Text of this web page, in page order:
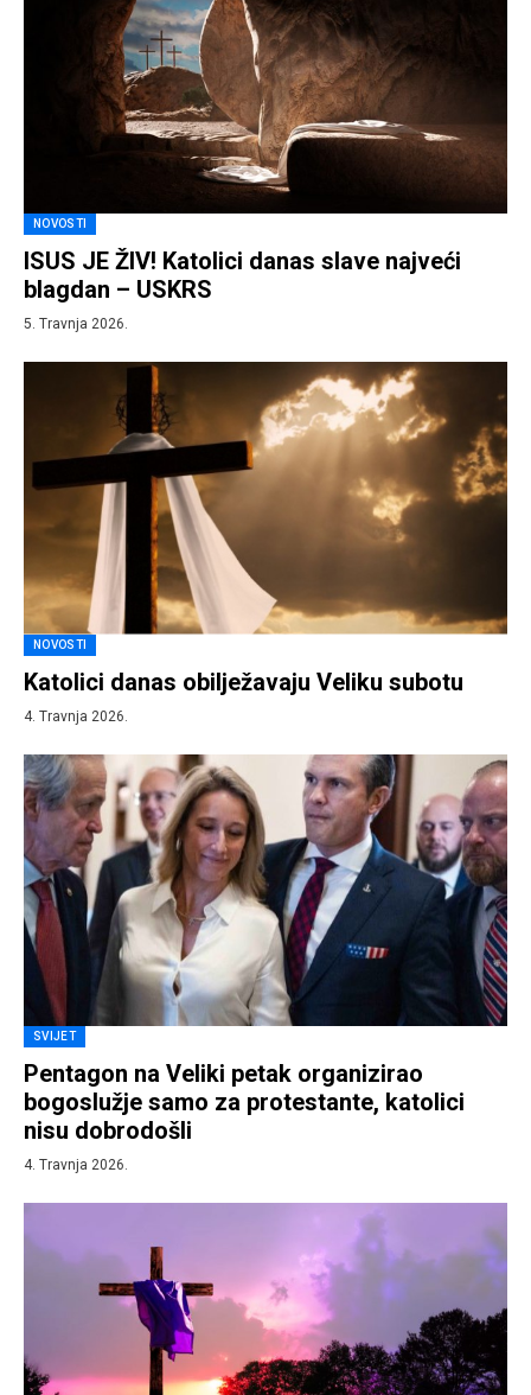
NOVOSTI
ISUS JE ŽIV! Katolici danas slave najveći
blagdan – USKRS
5. Travnja 2026.
NOVOSTI
Katolici danas obilježavaju Veliku subotu
4. Travnja 2026.
SVIJET
Pentagon na Veliki petak organizirao
bogoslužje samo za protestante, katolici
nisu dobrodošli
4. Travnja 2026.